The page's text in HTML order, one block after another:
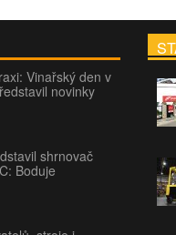
Vinařský den v
novinky
shrnovač
Boduje